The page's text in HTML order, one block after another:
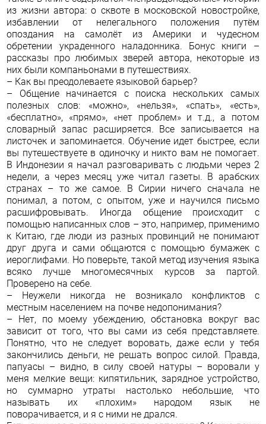
из жизни автора: о сквоте в московской новостройке,
избавлении от нелегального положения путём
опоздания на самолёт из Америки и чудесном
обретении украденного наладонника. Бонус книги –
рассказы про любимых зверей автора, некоторые из
них были компаньонами в путешествиях.
– Как вы преодолеваете языковой барьер?
– Общение начинается с поиска нескольких самых
полезных слов: «можно», «нельзя», «спать», «есть»,
«бесплатно», «прямо», «нет проблем» и т.д., а потом
словарный запас расширяется. Все записывается на
листочек и запоминается. Обучение идет быстрее, если
вы путешествуете в одиночку и никто вам не помогает.
В Индонезии я начал разговаривать с людьми через 2
недели, а через месяц уже читал газеты. В арабских
странах – то же самое. В Сирии ничего сначала не
понимал, а потом, с опытом, уже и научился письмо
расшифровывать. Иногда общение происходит с
помощью написанных слов – это, например, применимо
к Китаю, где люди из разных провинций не понимают
друг друга и сами общаются с помощью бумажек с
иероглифами. Но поверьте, такой метод изучения языка
всяко лучше многомесячных курсов за партой.
Проверено на себе.
– Неужели никогда не возникало конфликтов с
местным населением на почве недопонимания?
– Нет, по моему убеждению, обстановка вокруг вас
зависит от того, что вы сами из себя представляете.
Понятно, что не следует воровать, даже если у тебя
закончились деньги, не решать вопрос силой. Правда,
папуасы – видно, в силу своей натуры – воровали у
меня мелкие вещи: кипятильник, зарядное устройство,
но суммарно утраты настолько небольшие, что
называть их «плохим» народом язык не
поворачивается, и я с ними не дрался.